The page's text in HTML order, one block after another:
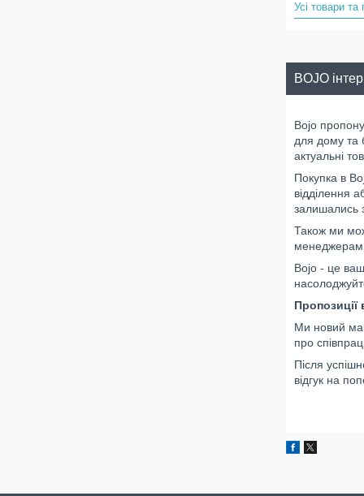
Усі товари та
BOJO
Bojo
для дому та
актуальні
Покупка в
відділення
залишались
Також ми
Bojo - це
Пропозиції
Ми новий
про
Після
відгук на